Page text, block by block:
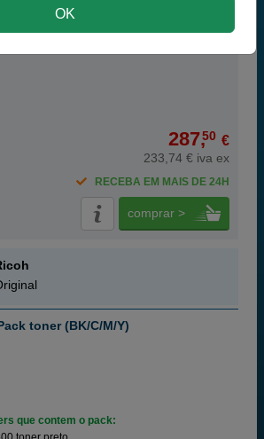
287,50 €
233,74 € iva ex
RECEBA EM MAIS DE 24H
comprar >
toner (BK/C/M/Y)
que contem o pack:
OK